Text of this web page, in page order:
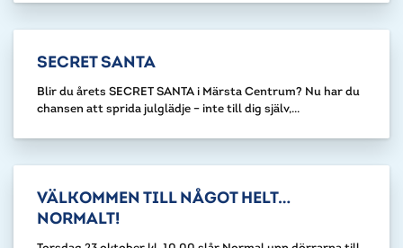
SECRET SANTA
Blir du årets SECRET SANTA i Märsta Centrum? Nu har du
chansen att sprida julglädje – inte till dig själv,...
VÄLKOMMEN TILL NÅGOT HELT…
NORMALT!